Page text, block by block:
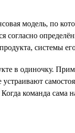
модель, по
согласно
системы
в одиночку.
команда